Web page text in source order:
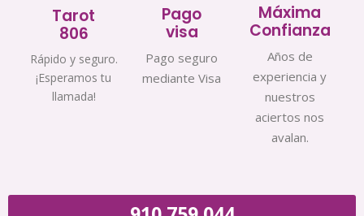
Tarot
806
Rápido y seguro.
¡Esperamos tu
llamada!
Pago
visa
Pago seguro
mediante Visa
Máxima
Confianza
Años de
experiencia y
nuestros
aciertos nos
avalan.